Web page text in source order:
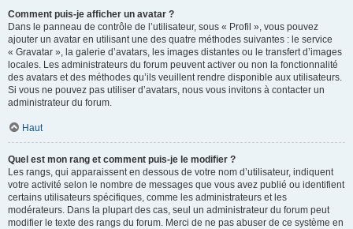
Comment puis-je afficher un avatar ?
Dans le panneau de contrôle de l’utilisateur, sous « Profil », vous pouvez
ajouter un avatar en utilisant une des quatre méthodes suivantes : le service
« Gravatar », la galerie d’avatars, les images distantes ou le transfert d’images
locales. Les administrateurs du forum peuvent activer ou non la fonctionnalité
des avatars et des méthodes qu’ils veuillent rendre disponible aux utilisateurs.
Si vous ne pouvez pas utiliser d’avatars, nous vous invitons à contacter un
administrateur du forum.
Haut
Quel est mon rang et comment puis-je le modifier ?
Les rangs, qui apparaissent en dessous de votre nom d’utilisateur, indiquent
votre activité selon le nombre de messages que vous avez publié ou identifient
certains utilisateurs spécifiques, comme les administrateurs et les
modérateurs. Dans la plupart des cas, seul un administrateur du forum peut
modifier le texte des rangs du forum. Merci de ne pas abuser de ce système en